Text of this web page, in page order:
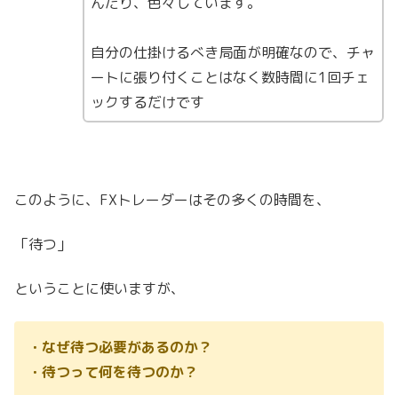
自分の仕掛けるべき局面が明確なので、チャ
ートに張り付くことはなく数時間に1回チェ
ックするだけです
このように、FXトレーダーはその多くの時間を、
「待つ」
ということに使いますが、
・なぜ待つ必要があるのか？
・待つって何を待つのか？